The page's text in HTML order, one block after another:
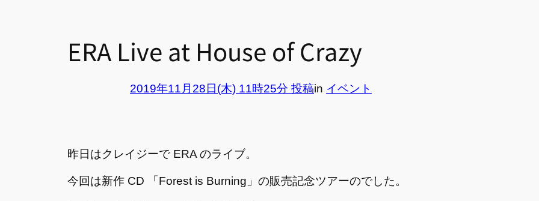
ERA Live at House of Crazy
2019年11月28日(木) 11時25分 投稿in イベント
昨日はクレイジーで ERA のライブ。
今回は新作 CD 「Forest is Burning」の販売記念ツアーのでした。